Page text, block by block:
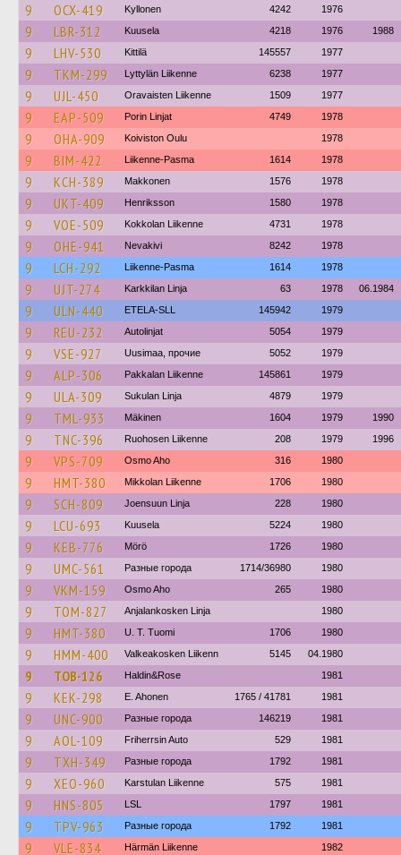
9 OCX-419 Kyllonen 4242 1976
9 LBR-312 Kuusela 4218 1976 1988
9 LHV-530 Kittilä 145557 1977
9 TKM-299 Lyttylän Liikenne 6238 1977
9 UJL-450 Oravaisten Liikenne 1509 1977
9 EAP-509 Porin Linjat 4749 1978
9 OHA-909 Koiviston Oulu 1978
9 BIM-422 Liikenne-Pasma 1614 1978
9 KCH-389 Makkonen 1576 1978
9 UKT-409 Henriksson 1580 1978
9 VOE-509 Kokkolan Liikenne 4731 1978
9 OHE-941 Nevakivi 8242 1978
9 LCH-292 Liikenne-Pasma 1614 1978
9 UJT-274 Karkkilan Linja 63 1978 06.1984
9 ULN-440 ETELA-SLL 145942 1979
9 REU-232 Autolinjat 5054 1979
9 VSE-927 Uusimaa, прочие 5052 1979
9 ALP-306 Pakkalan Liikenne 145861 1979
9 ULA-309 Sukulan Linja 4879 1979
9 TML-933 Mäkinen 1604 1979 1990
9 TNC-396 Ruohosen Liikenne 208 1979 1996
9 VPS-709 Osmo Aho 316 1980
9 HMT-380 Mikkolan Liikenne 1706 1980
9 SCH-809 Joensuun Linja 228 1980
9 LCU-693 Kuusela 5224 1980
9 KEB-776 Mörö 1726 1980
9 UMC-561 Разные города 1714/36980 1980
9 VKM-159 Osmo Aho 265 1980
9 TOM-827 Anjalankosken Linja 1980
9 HMT-380 U. T. Tuomi 1706 1980
9 HMM-400 Valkeakosken Liikenn 5145 04.1980
9 TOB-126 Haldin&Rose 1981
9 KEK-298 E. Ahonen 1765 / 41781 1981
9 UNC-900 Разные города 146219 1981
9 AOL-109 Friherrsin Auto 529 1981
9 TXH-349 Разные города 1792 1981
9 XEO-960 Karstulan Liikenne 575 1981
9 HNS-805 LSL 1797 1981
9 TPV-963 Разные города 1792 1981
9 VLE-834 Härmän Liikenne 1982